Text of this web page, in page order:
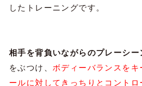
したトレーニングです。
相手を背負いながらのプレーシー
をぶつけ、 ボディーバランスを
ールに対してきっちりとコントロ